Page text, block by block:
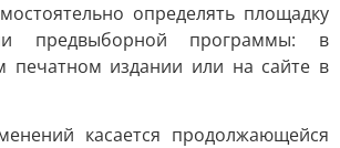
определять площадку
предвыборной программы: в
печатном издании или на сайте в
касается продолжающейся